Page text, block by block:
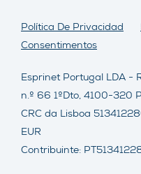
Esprinet Portugal LDA -
n.º 66 1ºDto, 4100-320
CRC da Lisboa
EUR
Contribuinte:
Política De Privacidad
Consentimentos